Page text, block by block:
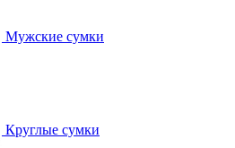
Мужские сумки
Круглые сумки